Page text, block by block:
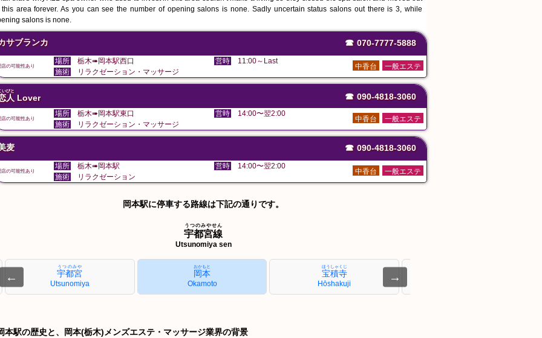
this area forever. As you can see the number of opening salons is none. Sadly uncertain status salons out there is 3, while
salons is none.
サブランカ ☎ 070-7777-5888
店の可能性あり
場所 栃木➠岡本駅西口 営時 11:00～Last
一般エステ
中香台
施術 リラクゼーション・マッサージ
人
いびと
Lover ☎ 090-4818-3060
店の可能性あり
場所 栃木➠岡本駅東口 営時 14:00〜翌2:00
一般エステ
中香台
施術 リラクゼーション・マッサージ
麦 ☎ 090-4818-3060
店の可能性あり
場所 栃木➠岡本駅 営時 14:00〜翌2:00
一般エステ
中香台
施術 リラクゼーション
岡本駅に停車する路線は下記の通りです。
宇都宮線
うつのみやせん
Utsunomiya sen
← 宇都宮
うつのみや
Utsunomiya
岡本
おかもと
Okamoto
宝積寺
ほうしゃくじ
Hōshakuji
→
本駅の歴史と、岡本(栃木)メンズエステ・マッサージ業界の背景